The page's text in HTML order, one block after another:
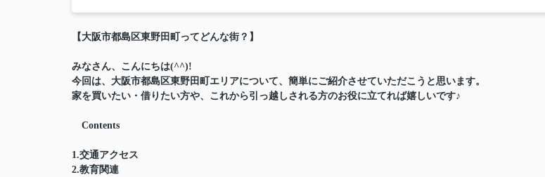
【大阪市都島区東野田町ってどんな街？】
みなさん、こんにちは(^^)!
今回は、大阪市都島区東野田町エリアについて、簡単にご紹介させていただこうと思います。
家を買いたい・借りたい方や、これから引っ越しされる方のお役に立てれば嬉しいです♪
Contents
1.交通アクセス
2.教育関連